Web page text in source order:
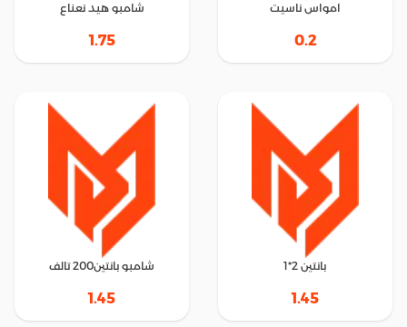
امواس ناسيت
0.2
شامبو هيد نعناع
1.75
بانتين 2*1
1.45
شامبو بانتين200 تالف
1.45